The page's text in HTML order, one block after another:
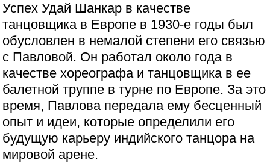
Успех Удай Шанкар в качестве
танцовщика в Европе в 1930-е годы был
обусловлен в немалой степени его связью
с Павловой. Он работал около года в
качестве хореографа и танцовщика в ее
балетной труппе в турне по Европе. За это
время, Павлова передала ему бесценный
опыт и идеи, которые определили его
будущую карьеру индийского танцора на
мировой арене.